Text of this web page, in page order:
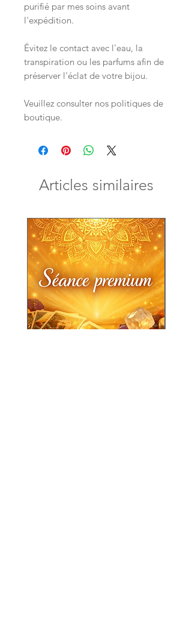
purifié par mes soins avant
l'expédition.
Évitez le contact avec l'eau, la
transpiration ou les parfums afin de
préserver l'éclat de votre bijou.
Veuillez consulter nos politiques de
boutique.
Articles similaires